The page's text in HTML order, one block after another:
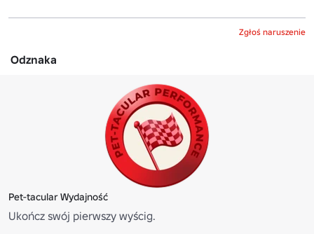
Zgłoś naruszenie
Odznaka
Pet-tacular Wydajność
Ukończ swój pierwszy wyścig.